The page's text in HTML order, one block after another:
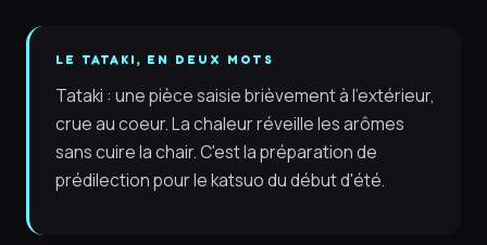
LE TATAKI, EN DEUX MOTS
Tataki : une pièce saisie brièvement à l'extérieur,
crue au coeur. La chaleur réveille les arômes
sans cuire la chair. C'est la préparation de
prédilection pour le katsuo du début d'été.